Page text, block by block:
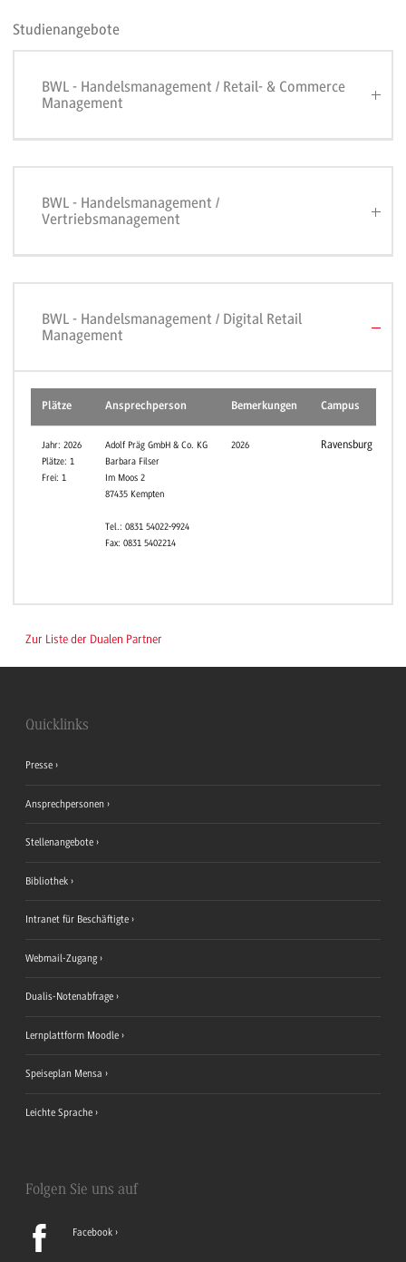
Studienangebote
BWL - Handelsmanagement / Retail- & Commerce
Management
BWL - Handelsmanagement /
Vertriebsmanagement
BWL - Handelsmanagement / Digital Retail
Management
Plätze Ansprechperson Bemerkungen Campus
Jahr: 2026
Plätze: 1
Frei: 1
Adolf Präg GmbH & Co. KG
Barbara Filser
Im Moos 2
87435 Kempten
Tel.: 0831 54022-9924
Fax: 0831 5402214
2026 Ravensburg
Zur Liste der Dualen Partner
Quicklinks
Presse
Ansprechpersonen
Stellenangebote
Bibliothek
Intranet für Beschäftigte
Webmail-Zugang
Dualis-Notenabfrage
Lernplattform Moodle
Speiseplan Mensa
Leichte Sprache
Folgen Sie uns auf
Facebook